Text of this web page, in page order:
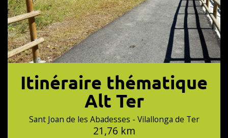
Itinéraire thématique
Alt Ter
Sant Joan de les Abadesses - Vilallonga de Ter
21,76 km